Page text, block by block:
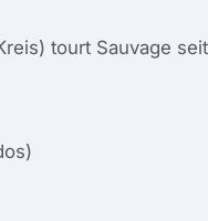
tourt Sauvage